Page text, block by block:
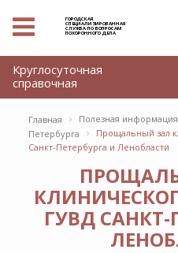
ГОРОДСКАЯ
СПЕЦИАЛИЗИРОВАННАЯ
СЛУЖБА ПО ВОПРОСАМ
ПОХОРОННОГО ДЕЛА
Главная › Полезная информация
Петербурга
›
Прощальный зал
Санкт-Петербурга и Ленобласти
ГУВД САНКТ-
Круглосуточная
справочная